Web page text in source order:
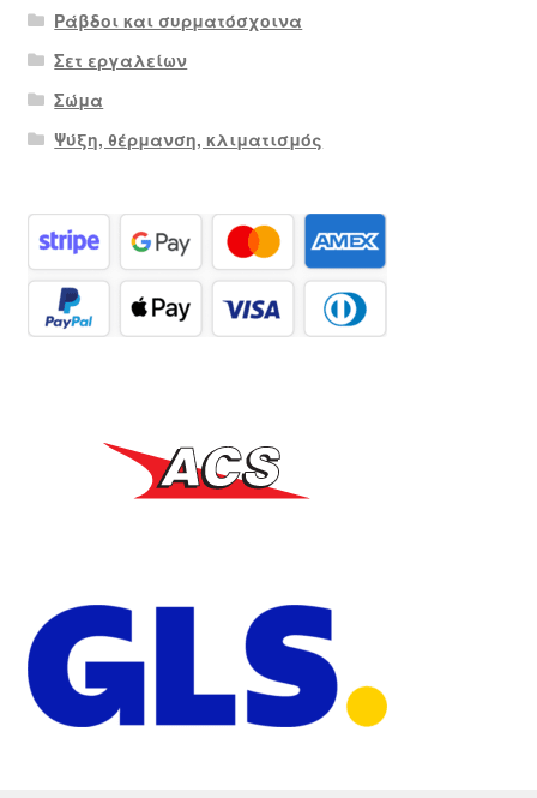
Ράβδοι και συρματόσχοινα
Σετ εργαλείων
Σώμα
Ψύξη, θέρμανση, κλιματισμός